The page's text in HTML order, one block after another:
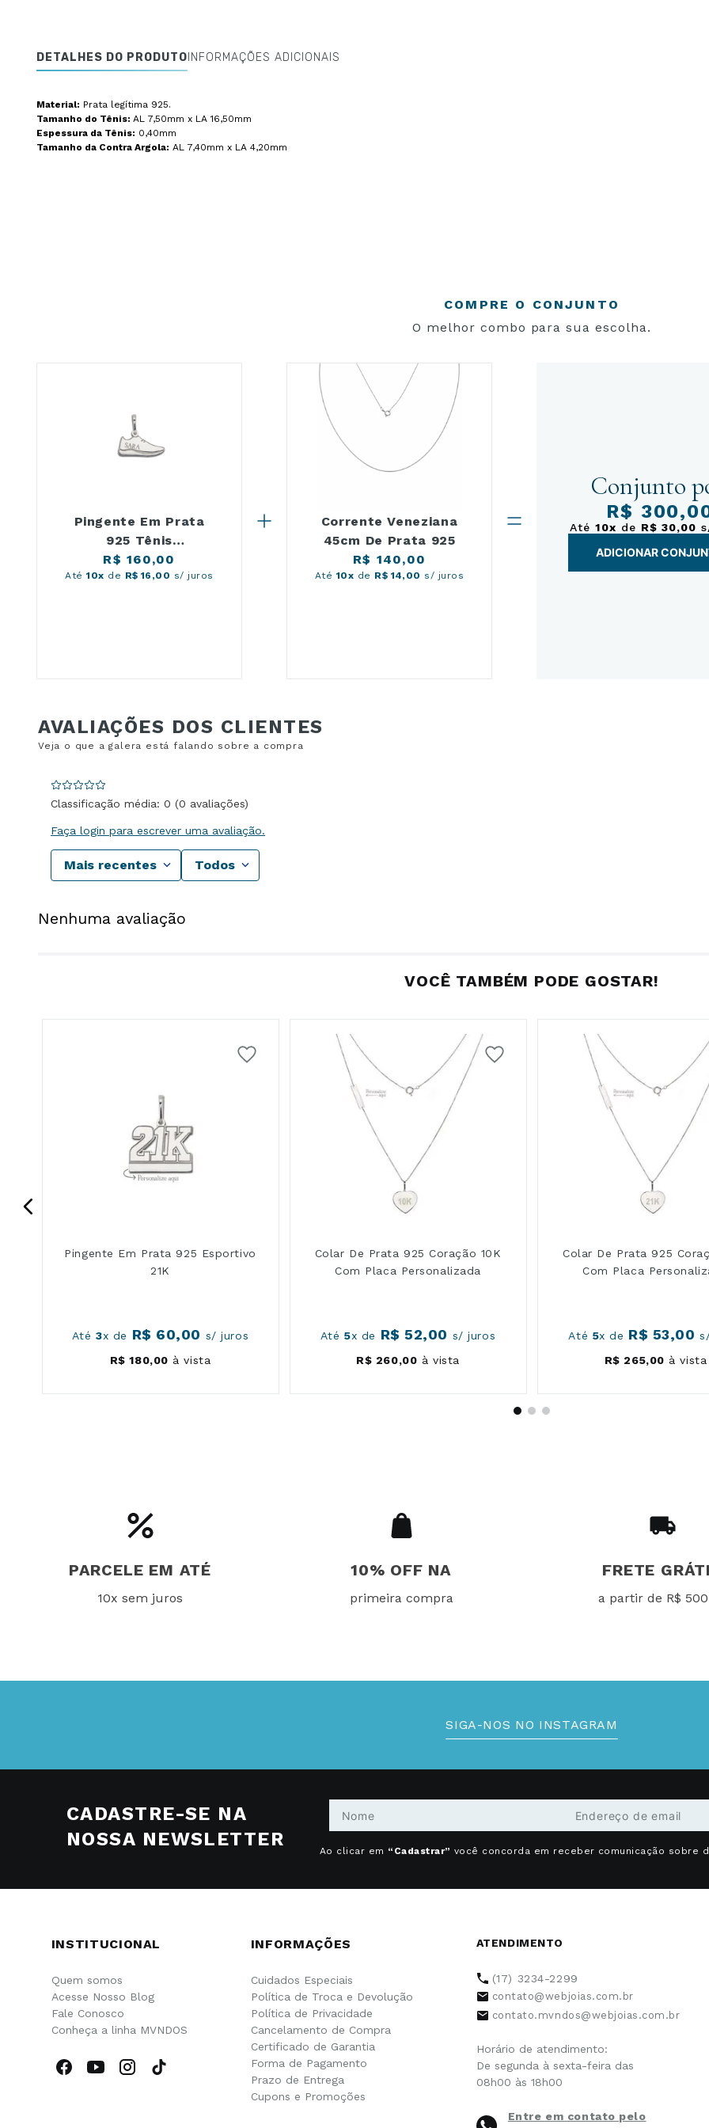
DETALHES DO PRODUTO INFORMAÇÕES ADICIONAIS
Material: Prata legítima 925.
Tamanho do Tênis: AL 7,50mm x LA 16,50mm
Espessura da Tênis: 0,40mm
Tamanho da Contra Argola: AL 7,40mm x LA 4,20mm
COMPRE O CONJUNTO
O melhor combo para sua escolha.
Pingente Em Prata
925 Tênis
Personalizado
R$ 160,00
Até10x de R$ 16,00 s/ juros
Corrente Veneziana
45cm De Prata 925
R$ 140,00
Até 10x de R$ 14,00 s/ juros
Conjunto
R$
Até10x de R$ 30,00
ADICIONAR
Classificação média: 0 (0 avaliações)
Faça login para escrever uma avaliação.
Mais recentes Todos
Nenhuma avaliação
VOCÊ TAMBÉM PODE GOSTAR!
Pingente Em Prata 925 Esportivo
21K
Até3x de R$ 60,00 s/ juros
R$ 180,00 à vista
Colar De Prata 925 Coração 10K
Com Placa Personalizada
Até5x de R$ 52,00 s/ juros
R$ 260,00 à vista
Colar De Prata 925
Com Placa
Até 5x de R$ 53,00
R$ 265,00 à vista
PARCELE EM ATÉ
10x sem juros
10% OFF NA
primeira compra
FRETE
a partir de R$
SIGA-NOS NO INSTAGRAM
CADASTRE-SE NA
NOSSA NEWSLETTER
Ao clicar em “Cadastrar” você concorda em receber comunicação sobre
INSTITUCIONAL
Quem somos
Acesse Nosso Blog
Fale Conosco
Conheça a linha MVNDOS
INFORMAÇÕES
Cuidados Especiais
Política de Troca e Devolução
Política de Privacidade
Cancelamento de Compra
Certificado de Garantia
Forma de Pagamento
Prazo de Entrega
Cupons e Promoções
ATENDIMENTO
(17) 3234-2299
contato@webjoias.com.br
contato.mvndos@webjoias.com.br
Horário de atendimento:
De segunda à sexta-feira das
08h00 às 18h00
Entre em contato pelo